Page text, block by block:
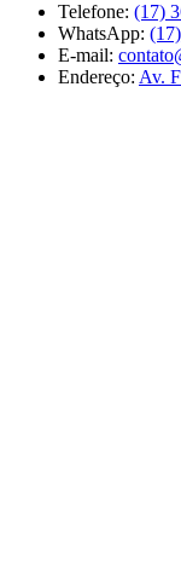
Telefone: (17)
WhatsApp:
E-mail:
Endereço: Av.